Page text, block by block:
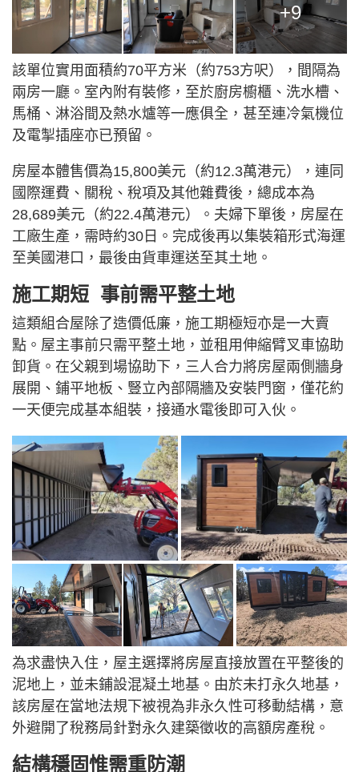
+9
該單位實用面積約70平方米（約753方呎），間隔為
兩房一廳。室內附有裝修，至於廚房櫥櫃、洗水槽、
馬桶、淋浴間及熱水爐等一應俱全，甚至連冷氣機位
及電掣插座亦已預留。
房屋本體售價為15,800美元（約12.3萬港元），連同
國際運費、關稅、稅項及其他雜費後，總成本為
28,689美元（約22.4萬港元）。夫婦下單後，房屋在
工廠生產，需時約30日。完成後再以集裝箱形式海運
至美國港口，最後由貨車運送至其土地。
施工期短 事前需平整土地
這類組合屋除了造價低廉，施工期極短亦是一大賣
點。屋主事前只需平整土地，並租用伸縮臂叉車協助
卸貨。在父親到場協助下，三人合力將房屋兩側牆身
展開、鋪平地板、豎立內部隔牆及安裝門窗，僅花約
一天便完成基本組裝，接通水電後即可入伙。
為求盡快入住，屋主選擇將房屋直接放置在平整後的
泥地上，並未鋪設混凝土地基。由於未打永久地基，
該房屋在當地法規下被視為非永久性可移動結構，意
外避開了稅務局針對永久建築徵收的高額房產稅。
結構穩固惟需重防潮